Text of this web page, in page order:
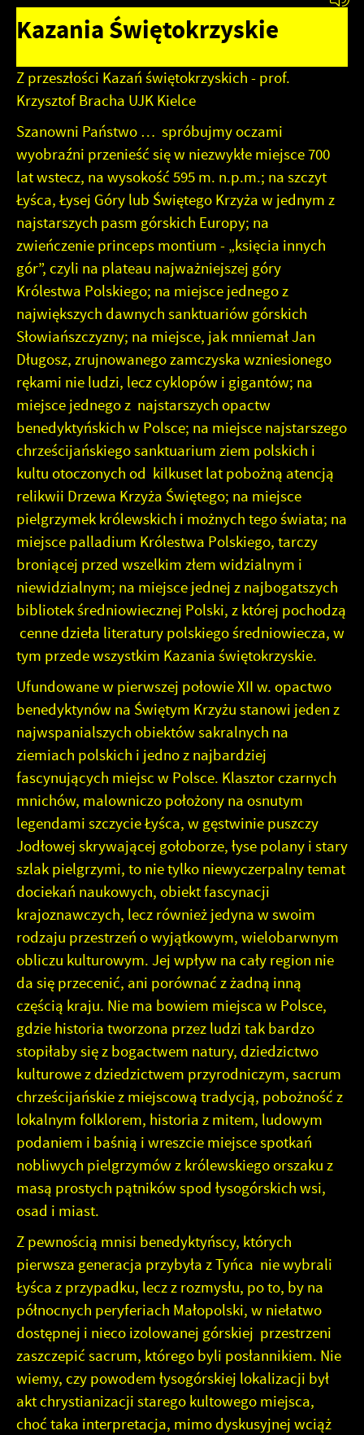
Kazania Świętokrzyskie
Z przeszłości Kazań świętokrzyskich - prof.
Krzysztof Bracha UJK Kielce
Szanowni Państwo … spróbujmy oczami
wyobraźni przenieść się w niezwykłe miejsce 700
lat wstecz, na wysokość 595 m. n.p.m.; na szczyt
Łyśca, Łysej Góry lub Świętego Krzyża w jednym z
najstarszych pasm górskich Europy; na
zwieńczenie princeps montium - „księcia innych
gór”, czyli na plateau najważniejszej góry
Królestwa Polskiego; na miejsce jednego z
największych dawnych sanktuariów górskich
Słowiańszczyzny; na miejsce, jak mniemał Jan
Długosz, zrujnowanego zamczyska wzniesionego
rękami nie ludzi, lecz cyklopów i gigantów; na
miejsce jednego z najstarszych opactw
benedyktyńskich w Polsce; na miejsce najstarszego
chrześcijańskiego sanktuarium ziem polskich i
kultu otoczonych od kilkuset lat pobożną atencją
relikwii Drzewa Krzyża Świętego; na miejsce
pielgrzymek królewskich i możnych tego świata; na
miejsce palladium Królestwa Polskiego, tarczy
broniącej przed wszelkim złem widzialnym i
niewidzialnym; na miejsce jednej z najbogatszych
bibliotek średniowiecznej Polski, z której pochodzą
cenne dzieła literatury polskiego średniowiecza, w
tym przede wszystkim Kazania świętokrzyskie.
Ufundowane w pierwszej połowie XII w. opactwo
benedyktynów na Świętym Krzyżu stanowi jeden z
najwspanialszych obiektów sakralnych na
ziemiach polskich i jedno z najbardziej
fascynujących miejsc w Polsce. Klasztor czarnych
mnichów, malowniczo położony na osnutym
legendami szczycie Łyśca, w gęstwinie puszczy
Jodłowej skrywającej gołoborze, łyse polany i stary
szlak pielgrzymi, to nie tylko niewyczerpalny temat
dociekań naukowych, obiekt fascynacji
krajoznawczych, lecz również jedyna w swoim
rodzaju przestrzeń o wyjątkowym, wielobarwnym
obliczu kulturowym. Jej wpływ na cały region nie
da się przecenić, ani porównać z żadną inną
częścią kraju. Nie ma bowiem miejsca w Polsce,
gdzie historia tworzona przez ludzi tak bardzo
stopiłaby się z bogactwem natury, dziedzictwo
kulturowe z dziedzictwem przyrodniczym, sacrum
chrześcijańskie z miejscową tradycją, pobożność z
lokalnym folklorem, historia z mitem, ludowym
podaniem i baśnią i wreszcie miejsce spotkań
nobliwych pielgrzymów z królewskiego orszaku z
masą prostych pątników spod łysogórskich wsi,
osad i miast.
Z pewnością mnisi benedyktyńscy, których
pierwsza generacja przybyła z Tyńca nie wybrali
Łyśca z przypadku, lecz z rozmysłu, po to, by na
północnych peryferiach Małopolski, w niełatwo
dostępnej i nieco izolowanej górskiej przestrzeni
zaszczepić sacrum, którego byli posłannikiem. Nie
wiemy, czy powodem łysogórskiej lokalizacji był
akt chrystianizacji starego kultowego miejsca,
choć taka interpretacja, mimo dyskusyjnej wciąż
działania w celu m.in. dostosowania Twoich ustawień
preferencji prywatności, logowania czy wypełniania
formularzy. Dzięki plikom cookies strona, z której
Zapoznaj się zPOLITYKĄ PRYWATNOŚCI I PLIKÓW COOKIES
Tego typu pliki cookies umożliwiają stronie internetowej
zapamiętanie wprowadzonych przez Ciebie ustawień oraz
personalizację określonych funkcjonalności czy
prezentowanych treści.
Dzięki tym plikom cookies możemy zapewnić Ci większy
komfort korzystania z funkcjonalności naszej strony
poprzez dopasowanie jej do Twoich indywidualnych
preferencji. Wyrażenie zgody na funkcjonalne i
personalizacyjne pliki cookies gwarantuje dostępność
większej ilości funkcji na stronie.
Więcej
Analityczne
Analityczne pliki cookies pomagają nam rozwijać się i
dostosowywać do Twoich potrzeb.
Cookies analityczne pozwalają na uzyskanie informacji w
zakresie wykorzystywania witryny internetowej, miejsca
oraz częstotliwości, z jaką odwiedzane są nasze serwisy
www. Dane pozwalają nam na ocenę naszych serwisów
internetowych pod względem ich popularności wśród
użytkowników. Zgromadzone informacje są przetwarzane
w formie zanonimizowanej. Wyrażenie zgody na
analityczne pliki cookies gwarantuje dostępność
wszystkich funkcjonalności.
Więcej
Reklamowe
Dzięki reklamowym plikom cookies prezentujemy Ci
najciekawsze informacje i aktualności na stronach naszych
partnerów.
Promocyjne pliki cookies służą do prezentowania Ci
naszych komunikatów na podstawie analizy Twoich
upodobań oraz Twoich zwyczajów dotyczących
przeglądanej witryny internetowej. Treści promocyjne
mogą pojawić się na stronach podmiotów trzecich lub firm
będących naszymi partnerami oraz innych dostawców
usług. Firmy te działają w charakterze pośredników
prezentujących nasze treści w postaci wiadomości, ofert,
komunikatów mediów społecznościowych.
Więcej